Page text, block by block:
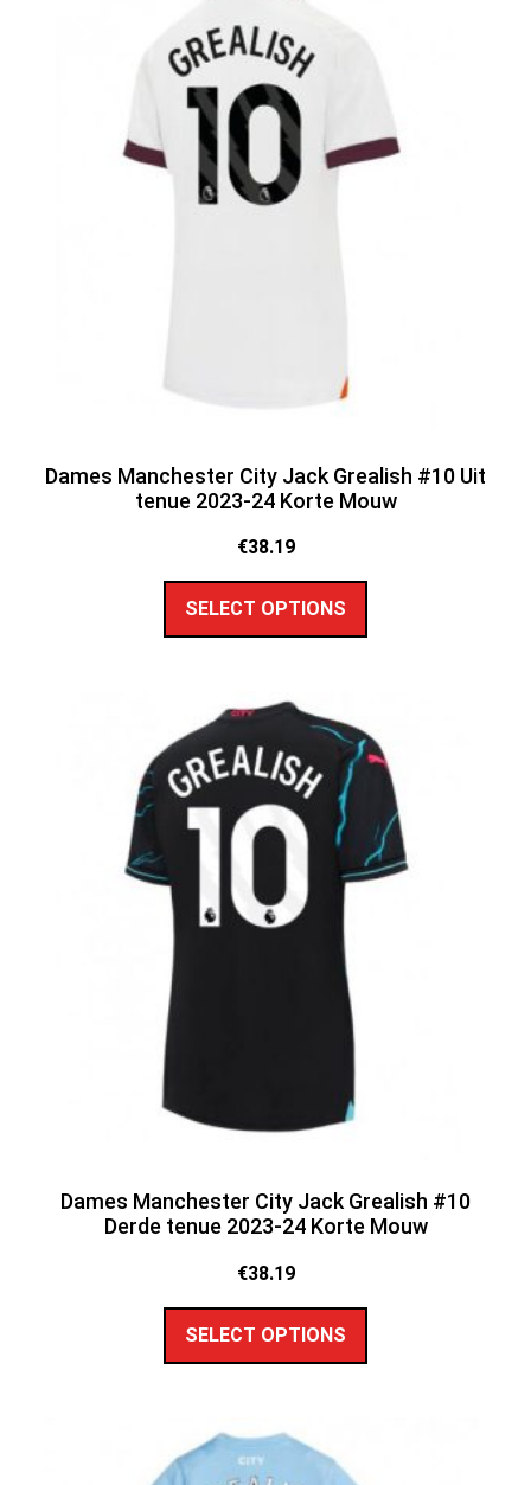
Dames Manchester City Jack Grealish #10 Uit
tenue 2023-24 Korte Mouw
€38.19
SELECT OPTIONS
Dames Manchester City Jack Grealish #10
Derde tenue 2023-24 Korte Mouw
€38.19
SELECT OPTIONS